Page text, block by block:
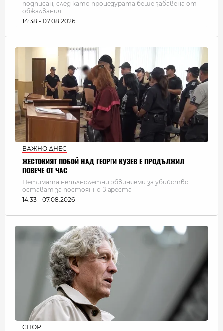
подписан, след като процедурата беше забавена от
обжалвания
14:38 - 07.08.2026
ВАЖНО ДНЕС
ЖЕСТОКИЯТ ПОБОЙ НАД ГЕОРГИ КУЗЕВ Е ПРОДЪЛЖИЛ
ПОВЕЧЕ ОТ ЧАС
Петимата непълнолетни обвиняеми за убийство
остават за постоянно в ареста
14:33 - 07.08.2026
СПОРТ